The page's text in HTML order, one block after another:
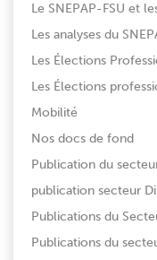
Le SNEPAP-FSU et
Les analyses du
Les Élections
Les Élections
Mobilité
Nos docs de fond
Publication du
publication secteur
Publications du
Publications du